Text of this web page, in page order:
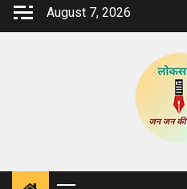
Skip
August 7, 2026